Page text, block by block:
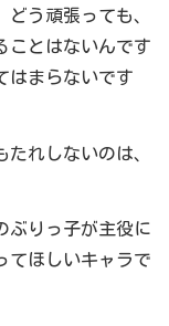
う頑張っても、
ことはないんです
はまらないです
れしないのは、
ぶりっ子が主役に
てほしいキャラで